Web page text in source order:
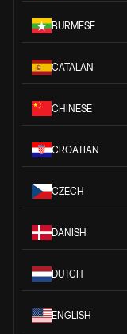
BURMESE
CATALAN
CHINESE
CROATIAN
CZECH
DANISH
DUTCH
ENGLISH